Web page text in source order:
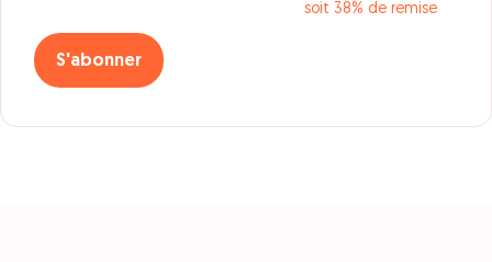
soit 38% de remise
S'abonner